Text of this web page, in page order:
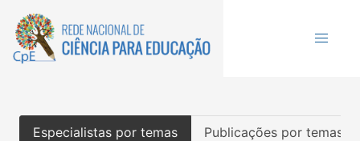
Especialistas por temas Publicações por temas